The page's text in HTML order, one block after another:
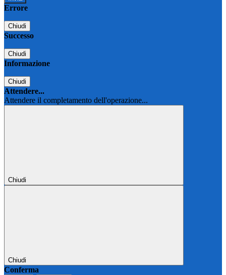
Errore
Chiudi
Successo
Chiudi
Informazione
Chiudi
Attendere...
Attendere il completamento dell'operazione...
Chiudi
Chiudi
Conferma